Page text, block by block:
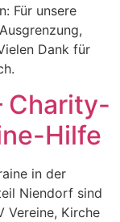
Für unsere
Dank für
Charity-
Hilfe
in der
Niendorf sind
Vereine, Kirche